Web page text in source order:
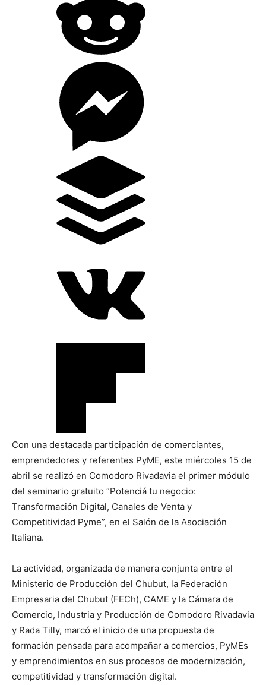
Con una destacada participación de comerciantes,
emprendedores y referentes PyME, este miércoles 15 de
abril se realizó en Comodoro Rivadavia el primer módulo
del seminario gratuito “Potenciá tu negocio:
Transformación Digital, Canales de Venta y
Competitividad Pyme”, en el Salón de la Asociación
Italiana.
La actividad, organizada de manera conjunta entre el
Ministerio de Producción del Chubut, la Federación
Empresaria del Chubut (FECh), CAME y la Cámara de
Comercio, Industria y Producción de Comodoro Rivadavia
y Rada Tilly, marcó el inicio de una propuesta de
formación pensada para acompañar a comercios, PyMEs
y emprendimientos en sus procesos de modernización,
competitividad y transformación digital.